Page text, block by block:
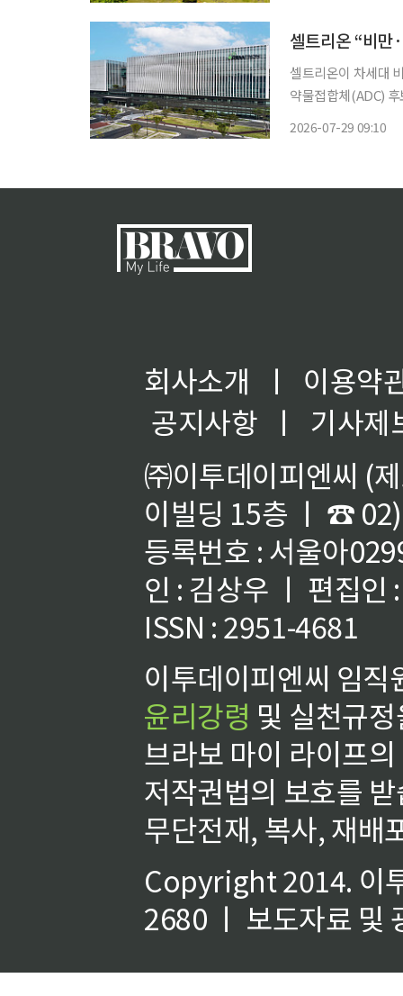
셀트리온 “비만
셀트리온이 차세대
약물접합체(ADC)
2026-07-29 09:10
회사소개 ㅣ
이용약
공지사항
ㅣ
기사제
㈜이투데이피엔씨 (
이빌딩 15층 ㅣ ☎
등록번호 : 서울아
인 : 김상우 ㅣ 편집인
ISSN : 2951-4681
이투데이피엔씨 임
윤리강령 및 실천규
브라보 마이 라이프
저작권법의 보호를
무단전재, 복사, 재배
Copyright 2014. 이
2680 ㅣ 보도자료